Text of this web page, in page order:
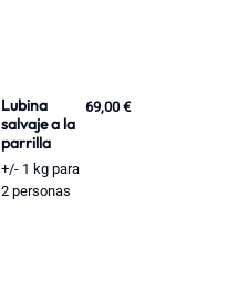
Lubina
salvaje a la
parrilla
+/- 1 kg para
2 personas
69,00 €